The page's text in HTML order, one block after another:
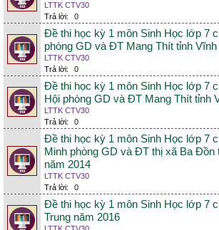
LTTK CTV30
Trả lời:
0
Đề thi học kỳ 1 môn Sinh Học lớp 7
phòng GD và ĐT Mang Thít tỉnh
LTTK CTV30
Trả lời:
0
Đề thi học kỳ 1 môn Sinh Học lớp 7
Hội phòng GD và ĐT Mang Thít tỉnh
LTTK CTV30
Trả lời:
0
Đề thi học kỳ 1 môn Sinh Học lớp 7
Minh phòng GD và ĐT thị xã Ba Đồn
năm 2014
LTTK CTV30
Trả lời:
0
Đề thi học kỳ 1 môn Sinh Học lớp 7
Trung năm 2016